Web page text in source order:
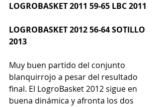
LOGROBASKET 2011 59-65 LBC 2011
LOGROBASKET 2012 56-64 SOTILLO
2013
Muy buen partido del conjunto
blanquirrojo a pesar del resultado
final. El LogroBasket 2012 sigue en
buena dinámica y afronta los dos